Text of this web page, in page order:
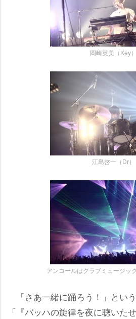
岡崎英美（Key）
江島啓一（Dr）
アンコールはクラブミュージッ
「さあ一緒に踊ろう！」という
「『バッハの旋律を夜に聴いた